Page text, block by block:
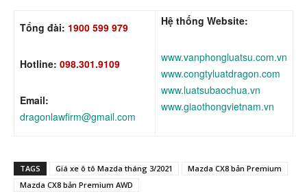
Tổng đài: 1900 599 979
Hotline: 098.301.9109
Email:
dragonlawfirm@gmail.com
Hệ thống Website:
www.vanphongluatsu.com.vn
www.congtyluatdragon.com
www.luatsubaochua.vn
www.giaothongvietnam.vn
TAGS Giá xe ô tô Mazda tháng 3/2021
Mazda CX8 bản Premium
Mazda CX8 bản Premium AWD